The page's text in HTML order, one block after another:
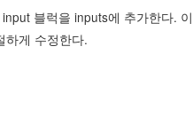
블럭을 inputs에 추가한다.
하게 수정한다.